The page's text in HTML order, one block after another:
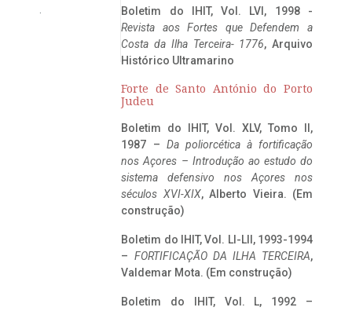
Boletim do IHIT, Vol. LVI, 1998 -
Revista aos Fortes que Defendem a
Costa da Ilha Terceira- 1776, Arquivo
Histórico Ultramarino
Forte de Santo António do Porto
Judeu
Boletim do IHIT, Vol. XLV, Tomo II,
1987 – Da poliorcética à fortificação
nos Açores – Introdução ao estudo do
sistema defensivo nos Açores nos
séculos XVI-XIX, Alberto Vieira. (Em
construção)
Boletim do IHIT, Vol. LI-LII, 1993-1994
– FORTIFICAÇÃO DA ILHA TERCEIRA,
Valdemar Mota. (Em construção)
Boletim do IHIT, Vol. L, 1992 –